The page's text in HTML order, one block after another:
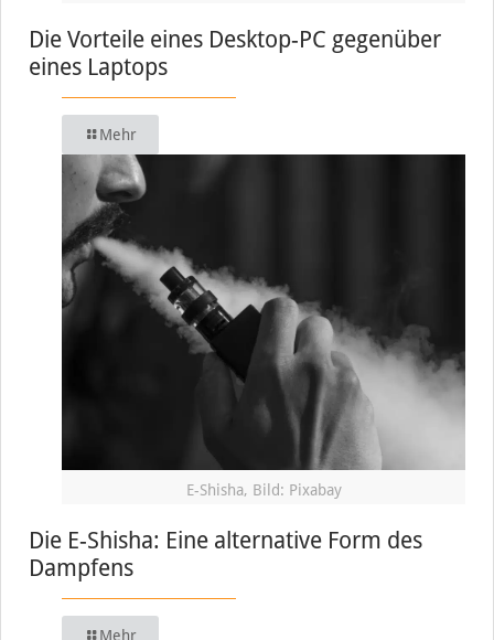
Die Vorteile eines Desktop-PC gegenüber
eines Laptops
Mehr
E-Shisha, Bild: Pixabay
Die E-Shisha: Eine alternative Form des
Dampfens
Mehr